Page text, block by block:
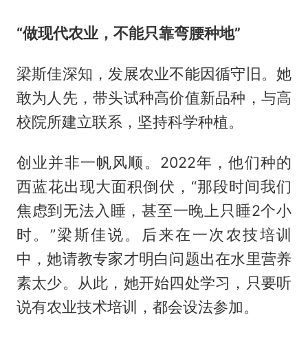
“做现代农业，不能只靠弯腰种地”
梁斯佳深知，发展农业不能因循守旧。她
敢为人先，带头试种高价值新品种，与高
校院所建立联系，坚持科学种植。
创业并非一帆风顺。2022年，他们种的
西蓝花出现大面积倒伏，“那段时间我们
焦虑到无法入睡，甚至一晚上只睡2个小
时。”梁斯佳说。后来在一次农技培训
中，她请教专家才明白问题出在水里营养
素太少。从此，她开始四处学习，只要听
说有农业技术培训，都会设法参加。